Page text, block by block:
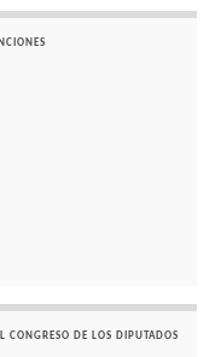
CONGRESO DE LOS DIPUTADOS